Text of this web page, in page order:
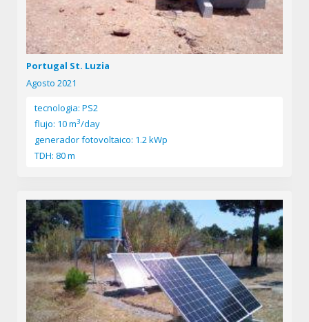
Portugal St. Luzia
Agosto 2021
tecnologia: PS2
flujo: 10 m3/day
generador fotovoltaico: 1.2 kWp
TDH: 80 m